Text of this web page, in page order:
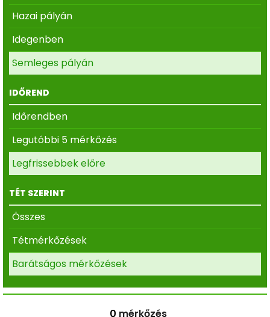
Hazai pályán
Idegenben
Semleges pályán
IDŐREND
Időrendben
Legutóbbi 5 mérkőzés
Legfrissebbek előre
TÉT SZERINT
Összes
Tétmérkőzések
Barátságos mérkőzések
0 mérkőzés